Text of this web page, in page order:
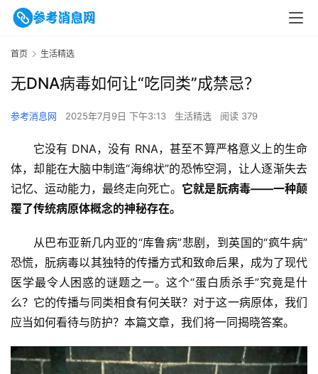
首页 生活精选
无DNA病毒如何让“吃同类”成禁忌？
参考消息网 2025年7月9日 下午3:13 生活精选 阅读 379
它没有 DNA，没有 RNA，甚至不算严格意义上的生命
体，却能在大脑中制造“海绵状”的恐怖空洞，让人逐渐失去
记忆、运动能力，最终走向死亡。 它就是朊病毒——一种颠
覆了传统病原体概念的神秘存在。
从巴布亚新几内亚的“库鲁病”悲剧，到英国的“疯牛病”
恐慌，朊病毒以其独特的传播方式和致命后果，成为了现代
医学最令人困惑的谜题之一。这个“蛋白质杀手”究竟是什
么？它的传播与同类相食有何关联？对于这一病原体，我们
应当如何看待与防护？本篇文章，我们将一同揭晓答案。